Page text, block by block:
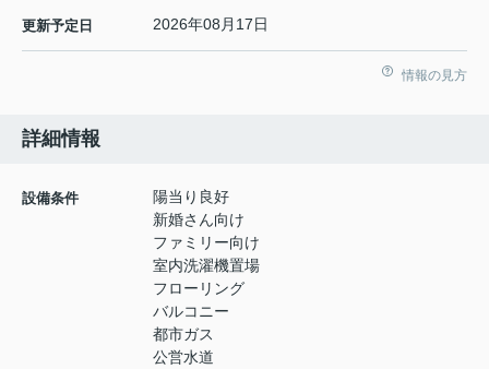
更新予定日 2026年08月17日
情報の見方
詳細情報
設備条件
陽当り良好
新婚さん向け
ファミリー向け
室内洗濯機置場
フローリング
バルコニー
都市ガス
公営水道